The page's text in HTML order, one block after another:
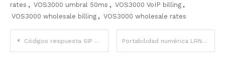
rates , VOS3000 umbral 50ms , VOS3000 VoIP billing ,
VOS3000 wholesale billing , VOS3000 wholesale rates
Post
Códigos respuesta SIP CDR VOS3000 Complete Important referencia de 30+ códigos Portabilidad numérica LRN VOS3000 Proven consulta de carriers EE.UU.